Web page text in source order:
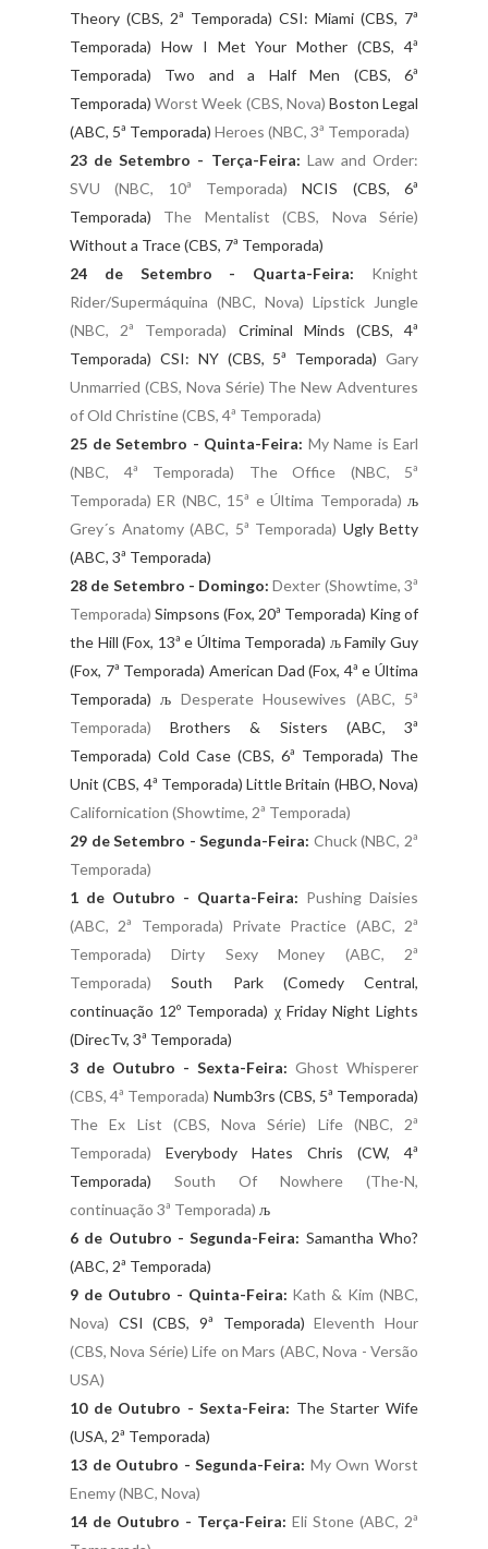
Theory (CBS, 2ª Temporada) CSI: Miami (CBS, 7ª
Temporada) How I Met Your Mother (CBS, 4ª
Temporada) Two and a Half Men (CBS, 6ª
Temporada)Worst Week (CBS, Nova) Boston Legal
(ABC, 5ª Temporada) Heroes (NBC, 3ª Temporada)
23 de Setembro - Terça-Feira: Law and Order:
SVU (NBC, 10ª Temporada) NCIS (CBS, 6ª
Temporada) The Mentalist (CBS, Nova Série)
Without a Trace (CBS, 7ª Temporada)
24 de Setembro - Quarta-Feira:
Knight
Rider/Supermáquina (NBC, Nova) Lipstick Jungle
(NBC, 2ª Temporada) Criminal Minds (CBS, 4ª
Temporada) CSI: NY (CBS, 5ª Temporada) Gary
Unmarried (CBS, Nova Série) The New Adventures
of Old Christine (CBS, 4ª Temporada)
25 de Setembro - Quinta-Feira: My Name is Earl
(NBC, 4ª Temporada)
The Office (NBC, 5ª
Temporada) ER (NBC, 15ª e Última Temporada) љ
Grey´s Anatomy (ABC, 5ª Temporada) Ugly Betty
(ABC, 3ª Temporada)
28 de Setembro - Domingo:Dexter (Showtime, 3ª
Temporada) Simpsons (Fox, 20ª Temporada) King of
the Hill (Fox, 13ª e Última Temporada) љ Family Guy
(Fox, 7ª Temporada) American Dad (Fox, 4ª e Última
Temporada) љ Desperate Housewives (ABC, 5ª
Temporada) Brothers & Sisters (ABC, 3ª
Temporada) Cold Case (CBS, 6ª Temporada) The
Unit (CBS, 4ª Temporada) Little Britain (HBO, Nova)
Californication (Showtime, 2ª Temporada)
29 de Setembro - Segunda-Feira: Chuck (NBC, 2ª
Temporada)
1 de Outubro - Quarta-Feira: Pushing Daisies
(ABC, 2ª Temporada) Private Practice (ABC, 2ª
Temporada)
Dirty Sexy Money (ABC, 2ª
Temporada) South Park (Comedy Central,
continuação 12º Temporada) χ Friday Night Lights
(DirecTv, 3ª Temporada)
3 de Outubro - Sexta-Feira: Ghost Whisperer
(CBS, 4ª Temporada) Numb3rs (CBS, 5ª Temporada)
The Ex List (CBS, Nova Série)
Life (NBC, 2ª
Temporada) Everybody Hates Chris (CW, 4ª
Temporada) South Of Nowhere (The-N,
continuação 3ª Temporada) љ
6 de Outubro - Segunda-Feira: Samantha Who?
(ABC, 2ª Temporada)
9 de Outubro - Quinta-Feira: Kath & Kim (NBC,
Nova) CSI (CBS, 9ª Temporada)Eleventh Hour
(CBS, Nova Série) Life on Mars (ABC, Nova - Versão
USA)
10 de Outubro - Sexta-Feira: The Starter Wife
(USA, 2ª Temporada)
13 de Outubro - Segunda-Feira: My Own Worst
Enemy (NBC, Nova)
14 de Outubro - Terça-Feira: Eli Stone (ABC, 2ª